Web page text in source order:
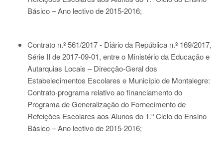
Básico – Ano lectivo de 2015-2016;
Contrato n.º 561/2017 - Diário da República n.º 169/2017,
Série II de 2017-09-01, entre o Ministério da Educação e
Autarquias Locais – Direcção-Geral dos
Estabelecimentos Escolares e Município de Montalegre:
Contrato-programa relativo ao financiamento do
Programa de Generalização do Fornecimento de
Refeições Escolares aos Alunos do 1.º Ciclo do Ensino
Básico – Ano lectivo de 2015-2016;